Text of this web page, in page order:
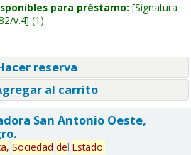
para préstamo: Signatura
v.4 (1).
reserva
al carrito
San Antonio Oeste,
Sociedad del Estado.